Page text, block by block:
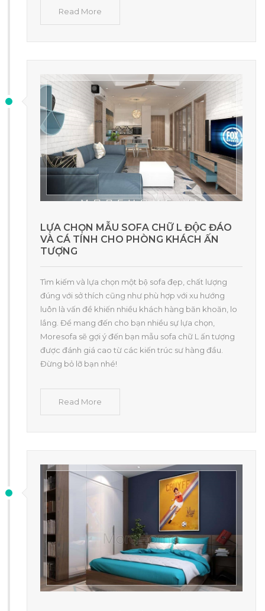
Read More
LỰA CHỌN MẪU SOFA CHỮ L ĐỘC ĐÁO
VÀ CÁ TÍNH CHO PHÒNG KHÁCH ẤN
TƯỢNG
Tìm kiếm và lựa chọn một bộ sofa đẹp, chất lượng
đúng với sở thích cũng như phù hợp với xu hướng
luôn là vấn đề khiến nhiều khách hàng băn khoăn, lo
lắng. Để mang đến cho bạn nhiều sự lựa chọn,
Moresofa sẽ gợi ý đến bạn mẫu sofa chữ L ấn tượng
được đánh giá cao từ các kiến trúc sư hàng đầu.
Đừng bỏ lỡ bạn nhé!
Read More